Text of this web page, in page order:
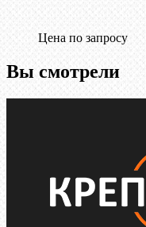
Цена по запросу
Вы смотрели